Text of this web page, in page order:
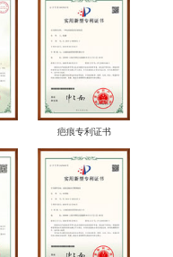
疤痕专利证书